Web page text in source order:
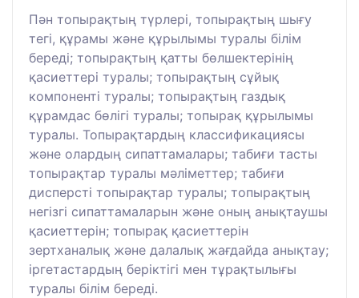
Пән топырақтың түрлері, топырақтың шығу
тегі, құрамы және құрылымы туралы білім
береді; топырақтың қатты бөлшектерінің
қасиеттері туралы; топырақтың сұйық
компоненті туралы; топырақтың газдық
құрамдас бөлігі туралы; топырақ құрылымы
туралы. Топырақтардың классификациясы
және олардың сипаттамалары; табиғи тасты
топырақтар туралы мәліметтер; табиғи
дисперсті топырақтар туралы; топырақтың
негізгі сипаттамаларын және оның анықтаушы
қасиеттерін; топырақ қасиеттерін
зертханалық және далалық жағдайда анықтау;
іргетастардың беріктігі мен тұрақтылығы
туралы білім береді.